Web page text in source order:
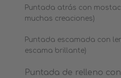
Puntada atrás con
muchas creaciones)
Puntada escamada con
escama brillante)
Puntada de relleno